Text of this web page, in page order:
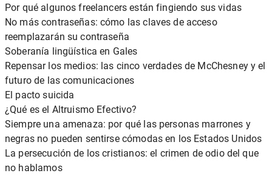
Por qué algunos freelancers están fingiendo sus vidas
No más contraseñas: cómo las claves de acceso
reemplazarán su contraseña
Soberanía lingüística en Gales
Repensar los medios: las cinco verdades de McChesney y el
futuro de las comunicaciones
El pacto suicida
¿Qué es el Altruismo Efectivo?
Siempre una amenaza: por qué las personas marrones y
negras no pueden sentirse cómodas en los Estados Unidos
La persecución de los cristianos: el crimen de odio del que
no hablamos